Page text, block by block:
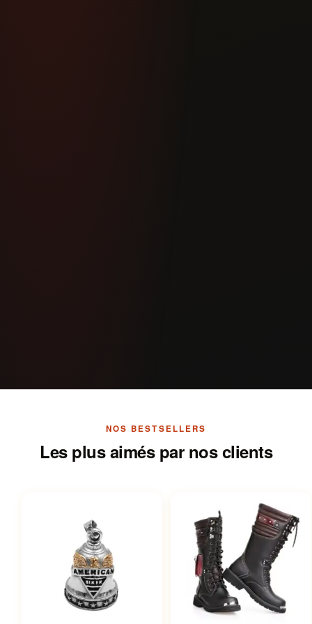
NOS BESTSELLERS
Les plus aimés par nos clients